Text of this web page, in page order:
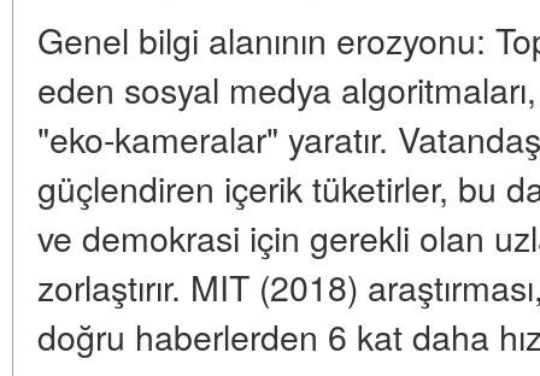
Genel bilgi alanının erozyonu:
eden sosyal medya
"eko-kameralar" yaratır.
güçlendiren içerik tüketirler, bu
ve demokrasi için gerekli olan
zorlaştırır. MIT (2018)
doğru haberlerden 6 kat daha